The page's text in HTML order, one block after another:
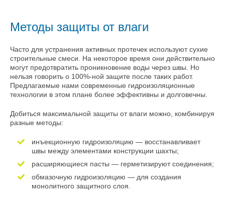
Методы защиты от влаги
Часто для устранения активных протечек используют сухие
строительные смеси. На некоторое время они действительно
могут предотвратить проникновение воды через швы. Но
нельзя говорить о 100%-ной защите после таких работ.
Предлагаемые нами современные гидроизоляционные
технологии в этом плане более эффективны и долговечны.
Добиться максимальной защиты от влаги можно, комбинируя
разные методы:
инъекционную гидроизоляцию — восстанавливает
швы между элементами конструкции шахты;
расширяющиеся пасты — герметизируют соединения;
обмазочную гидроизоляцию — для создания
монолитного защитного слоя.